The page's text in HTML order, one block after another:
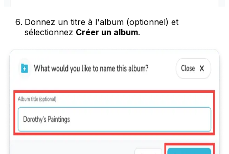
Donnez un titre à l'album (optionnel) et
sélectionnez Créer un album.